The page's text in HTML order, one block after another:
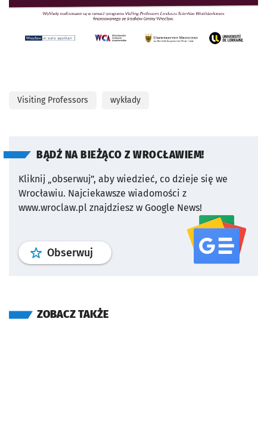
Visiting Professors wykłady
BĄDŹ NA BIEŻĄCO Z WROCŁAWIEM!
Kliknij „obserwuj”, aby wiedzieć, co dzieje się we
Wrocławiu. Najciekawsze wiadomości z
www.wroclaw.pl znajdziesz w Google News!
Obserwuj profil serwisu
ZOBACZ TAKŻE